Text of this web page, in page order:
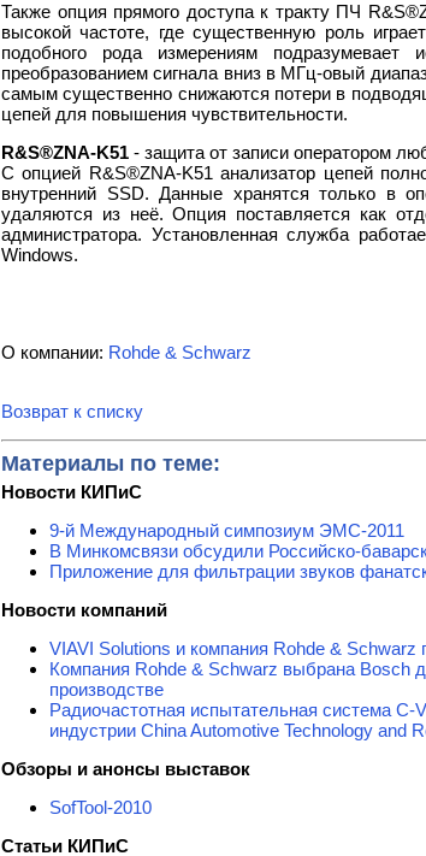
Также опция прямого доступа к тракту ПЧ
высокой частоте, где существенную роль
подобного рода измерениям подразумевает
преобразованием сигнала вниз в МГц-овый
самым существенно снижаются потери в
цепей для повышения чувствительности.
R&S®ZNA-K51 - защита от записи оператором
С опцией R&S®ZNA-K51 анализатор цепей
внутренний SSD. Данные хранятся только в
удаляются из неё. Опция поставляется как
администратора. Установленная служба
Windows.
О компании: Rohde & Schwarz
Возврат к списку
Материалы по теме:
Новости КИПиС
9-й Международный симпозиум ЭМС-2011
В Минкомсвязи обсудили Российско-
Приложение для фильтрации звуков
Новости компаний
VIAVI Solutions и компания Rohde &
Компания Rohde & Schwarz выбрана Bosch
производстве
Радиочастотная испытательная система
индустрии China Automotive Technology and
Обзоры и анонсы выставок
SofTool-2010
Статьи КИПиС